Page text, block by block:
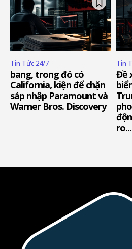
Tin Tức 24/7
bang, trong đó có
California, kiện để chặn
sáp nhập Paramount và
Warner Bros. Discovery
Tin
Đề
ro...